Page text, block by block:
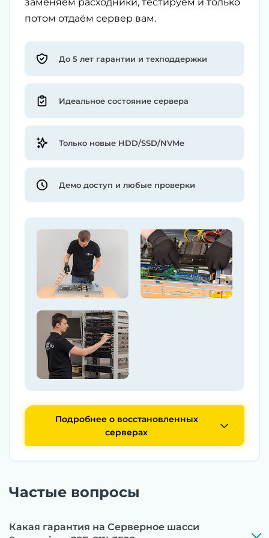
потом отдаём сервер вам.
До 5 лет гарантии и техподдержки
Идеальное состояние сервера
Только новые HDD/SSD/NVMe
Демо доступ и любые проверки
Подробнее о восстановленных
серверах
Частые вопросы
Какая гарантия на Серверное шасси